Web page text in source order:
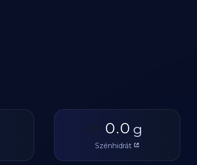
🥔 0.0 g
Szénhidrát